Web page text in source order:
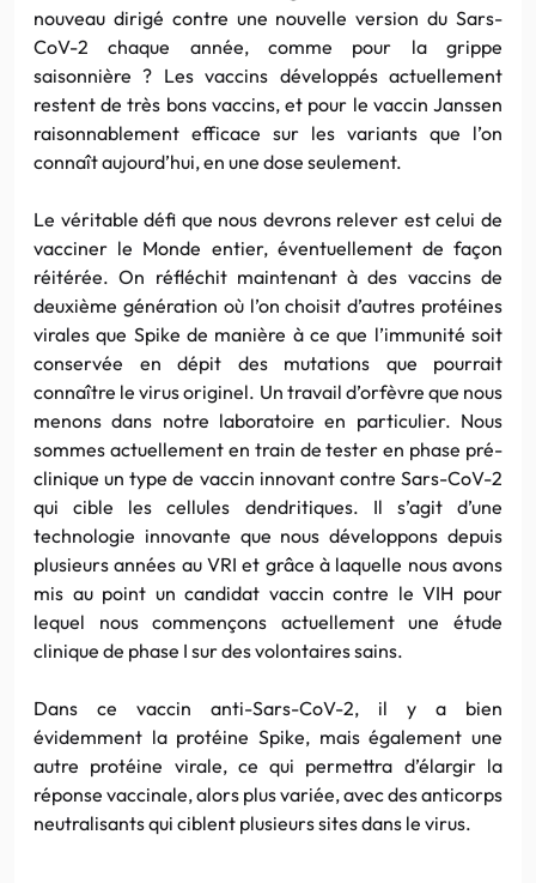
nouveau dirigé contre une nouvelle version du Sars-
CoV-2 chaque année, comme pour la grippe
saisonnière ? Les vaccins développés actuellement
restent de très bons vaccins, et pour le vaccin Janssen
raisonnablement efficace sur les variants que l’on
connaît aujourd’hui, en une dose seulement.
Le véritable défi que nous devrons relever est celui de
vacciner le Monde entier, éventuellement de façon
réitérée. On réfléchit maintenant à des vaccins de
deuxième génération où l’on choisit d’autres protéines
virales que Spike de manière à ce que l’immunité soit
conservée en dépit des mutations que pourrait
connaître le virus originel. Un travail d’orfèvre que nous
menons dans notre laboratoire en particulier. Nous
sommes actuellement en train de tester en phase pré-
clinique un type de vaccin innovant contre Sars-CoV-2
qui cible les cellules dendritiques. Il s’agit d’une
technologie innovante que nous développons depuis
plusieurs années au VRI et grâce à laquelle nous avons
mis au point un candidat vaccin contre le VIH pour
lequel nous commençons actuellement une étude
clinique de phase I sur des volontaires sains.
Dans ce vaccin anti-Sars-CoV-2, il y a bien
évidemment la protéine Spike, mais également une
autre protéine virale, ce qui permettra d’élargir la
réponse vaccinale, alors plus variée, avec des anticorps
neutralisants qui ciblent plusieurs sites dans le virus.